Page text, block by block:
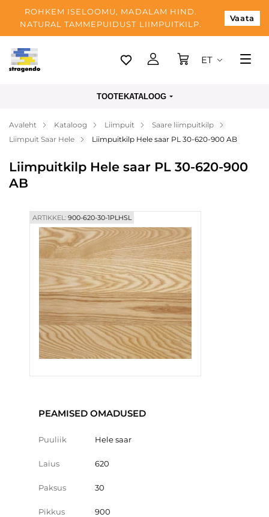
ROHKEM ISELOOMU, MADALAM HIND.
NATURAL TAMMEPUIDUST LIIMPUITKILP.
Vaata
Tallinn
Makse
Blogi
ET
TOOTEKATALOOG
Avaleht Kataloog Liimpuit
Saare liimpuitkilp
Liimpuit Saar Hele
Liimpuitkilp Hele saar PL 30-620-900 AB
Liimpuitkilp Hele saar PL 30-620-900
AB
ARTIKKEL:900-620-30-1PLHSL
PEAMISED OMADUSED
Puuliik Hele saar
Laius 620
Paksus 30
Pikkus 900